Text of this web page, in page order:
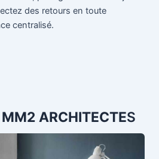
des retours en toute
centralisé.
ARCHITECTES